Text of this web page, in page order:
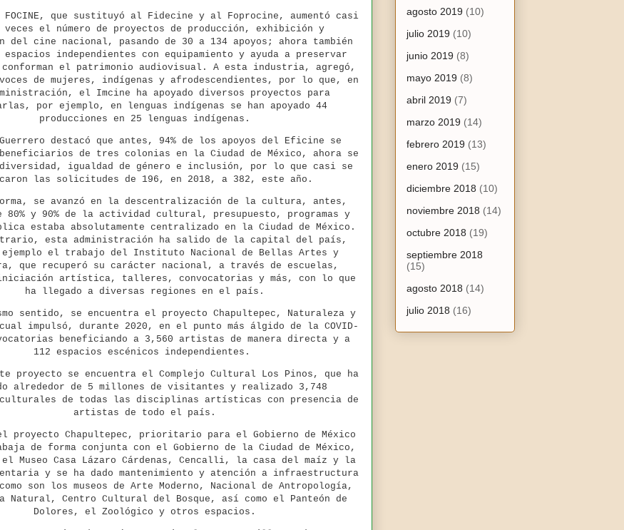
que sustituyó al Fidecine y al Foprocine, aumentó casi
veces el número de proyectos de producción, exhibición y
del cine nacional, pasando de 30 a 134 apoyos; ahora también
espacios independientes con equipamiento y ayuda a preservar
conforman el patrimonio audiovisual. A esta industria, agregó,
de mujeres, indígenas y afrodescendientes, por lo que, en
el Imcine ha apoyado diversos proyectos para
por ejemplo, en lenguas indígenas se han apoyado 44
producciones en 25 lenguas indígenas.
destacó que antes, 94% de los apoyos del Eficine se
de tres colonias en la Ciudad de México, ahora se
igualdad de género e inclusión, por lo que casi se
las solicitudes de 196, en 2018, a 382, este año.
se avanzó en la descentralización de la cultura, antes,
y 90% de la actividad cultural, presupuesto, programas y
estaba absolutamente centralizado en la Ciudad de México.
esta administración ha salido de la capital del país,
ejemplo el trabajo del Instituto Nacional de Bellas Artes y
que recuperó su carácter nacional, a través de escuelas,
artística, talleres, convocatorias y más, con lo que
ha llegado a diversas regiones en el país.
sentido, se encuentra el proyecto Chapultepec, Naturaleza y
impulsó, durante 2020, en el punto más álgido de la COVID-
beneficiando a 3,560 artistas de manera directa y a
112 espacios escénicos independientes.
proyecto se encuentra el Complejo Cultural Los Pinos, que ha
alrededor de 5 millones de visitantes y realizado 3,748
de todas las disciplinas artísticas con presencia de
artistas de todo el país.
el proyecto Chapultepec, prioritario para el Gobierno de México
de forma conjunta con el Gobierno de la Ciudad de México,
Museo Casa Lázaro Cárdenas, Cencalli, la casa del maíz y la
y se ha dado mantenimiento y atención a infraestructura
son los museos de Arte Moderno, Nacional de Antropología,
Natural, Centro Cultural del Bosque, así como el Panteón de
Dolores, el Zoológico y otros espacios.
agosto 2019 (10)
julio 2019 (10)
junio 2019 (8)
mayo 2019 (8)
abril 2019 (7)
marzo 2019 (14)
febrero 2019 (13)
enero 2019 (15)
diciembre 2018 (10)
noviembre 2018 (14)
octubre 2018 (19)
septiembre 2018
(15)
agosto 2018 (14)
julio 2018 (16)